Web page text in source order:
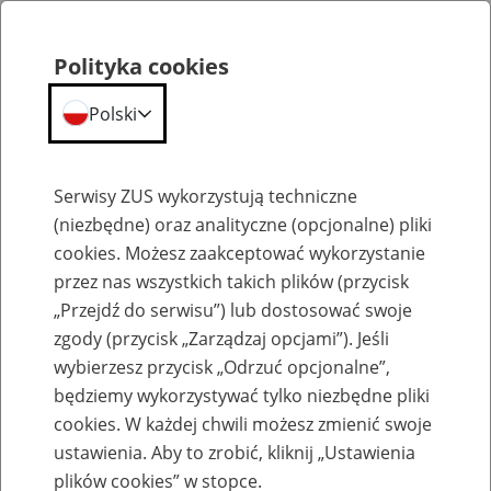
Emerytury
Baza zlikwidowanych lub
przekształconych zakładów pracy
Polityka cookies
Polski
Serwisy ZUS wykorzystują techniczne
(niezbędne) oraz analityczne (opcjonalne) pliki
cookies. Możesz zaakceptować wykorzystanie
przez nas wszystkich takich plików (przycisk
„Przejdź do serwisu”) lub dostosować swoje
zgody (przycisk „Zarządzaj opcjami”). Jeśli
wybierzesz przycisk „Odrzuć opcjonalne”,
będziemy wykorzystywać tylko niezbędne pliki
cookies. W każdej chwili możesz zmienić swoje
ustawienia. Aby to zrobić, kliknij „Ustawienia
plików cookies” w stopce.